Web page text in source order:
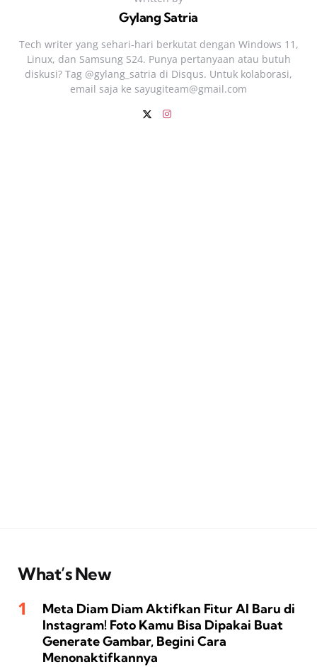
Gylang Satria
Tech writer yang sehari‑hari berkutat dengan Windows 11,
Linux, dan Samsung S24. Punya pertanyaan atau butuh
diskusi? Tag @gylang_satria di Disqus. Untuk kolaborasi,
email saja ke sayugiteam@gmail.com
What’s New
Meta Diam Diam Aktifkan Fitur AI Baru di
Instagram! Foto Kamu Bisa Dipakai Buat
Generate Gambar, Begini Cara
Menonaktifkannya